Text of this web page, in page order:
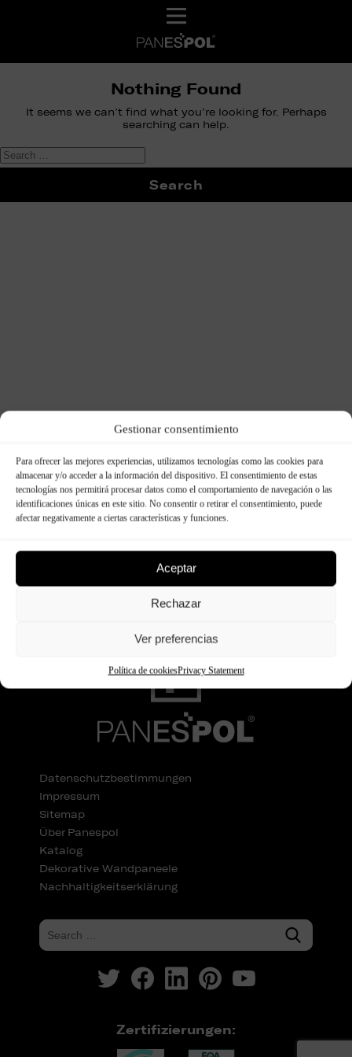
Gestionar consentimiento
Para ofrecer las mejores experiencias, utilizamos tecnologías como las cookies para
almacenar y/o acceder a la información del dispositivo. El consentimiento de estas
tecnologías nos permitirá procesar datos como el comportamiento de navegación o las
identificaciones únicas en este sitio. No consentir o retirar el consentimiento, puede
afectar negativamente a ciertas características y funciones.
Aceptar
Rechazar
Ver preferencias
Política de cookiesPrivacy Statement
Nothing Found
It seems we can’t find what you’re looking for. Perhaps
searching can help.
Datenschutzbestimmungen
Impressum
Sitemap
Über Panespol
Katalog
Dekorative Wandpaneele
Nachhaltigkeitserklärung
Zertifizierungen: